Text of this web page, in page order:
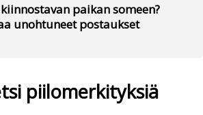
paikan someen?
unohtuneet postaukset
piilomerkityksiä